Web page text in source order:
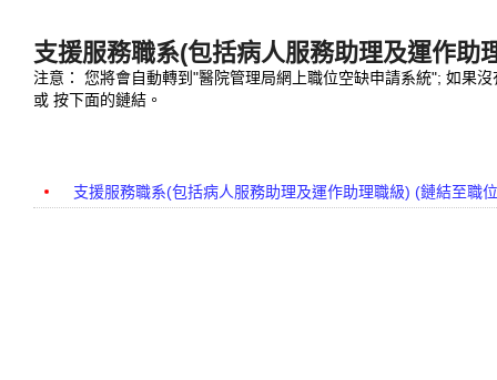
支援服務職系(包括病人服務助理及運作助
注意： 您將會自動轉到"醫院管理局網上職位空缺申請系統"; 如果
或 按下面的鏈結。
支援服務職系(包括病人服務助理及運作助理職級) (鏈結至職